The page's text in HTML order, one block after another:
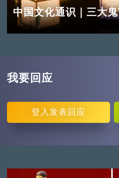
中国文化通识｜三大
我要回应
登入 发表回应